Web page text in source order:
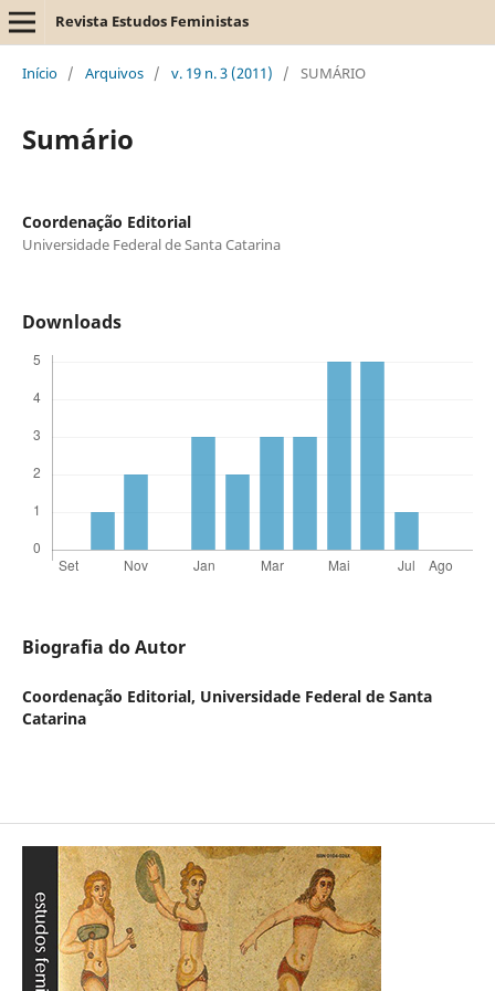
Revista Estudos Feministas
Início / Arquivos / v. 19 n. 3 (2011) / SUMÁRIO
Sumário
Coordenação Editorial
Universidade Federal de Santa Catarina
Downloads
Biografia do Autor
Coordenação Editorial, Universidade Federal de Santa
Catarina